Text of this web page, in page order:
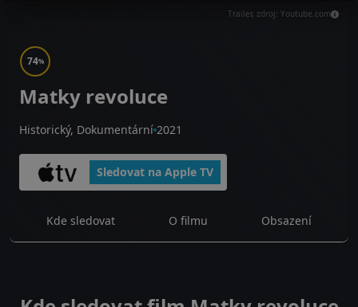
Trailer, zdroj: Youtube.com
74%
Matky revoluce
Historický, Dokumentární 2021
Sledovat na Apple TV
Kde sledovat O filmu Obsazení